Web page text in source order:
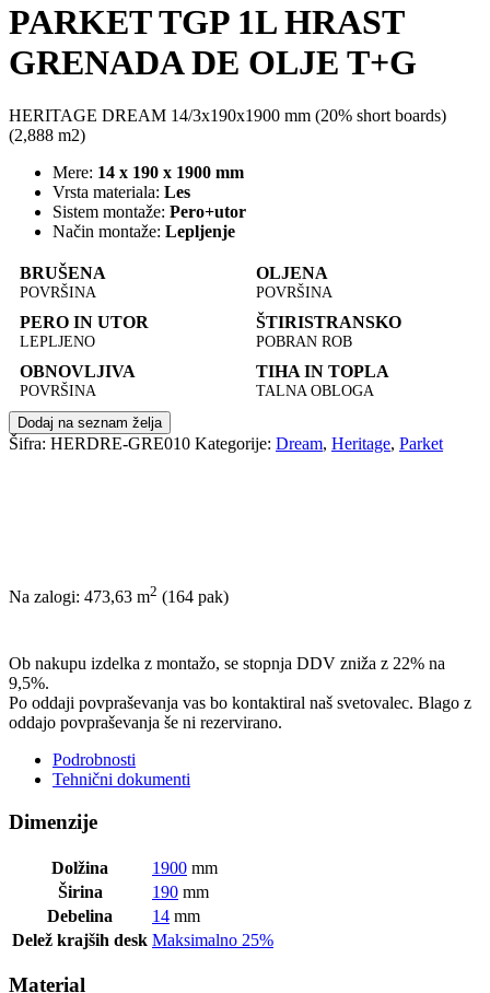
PARKET TGP 1L HRAST
GRENADA DE OLJE T+G
HERITAGE DREAM 14/3x190x1900 mm (20% short boards)
(2,888 m2)
Mere: 14 x 190 x 1900 mm
Vrsta materiala: Les
Sistem montaže: Pero+utor
Način montaže: Lepljenje
BRUŠENA
POVRŠINA
OLJENA
POVRŠINA
PERO IN UTOR
LEPLJENO
ŠTIRISTRANSKO
POBRAN ROB
OBNOVLJIVA
POVRŠINA
TIHA IN TOPLA
TALNA OBLOGA
Dodaj na seznam želja
Šifra: HERDRE-GRE010 Kategorije: Dream, Heritage, Parket
Na zalogi: 473,63 m2 (164 pak)
Ob nakupu izdelka z montažo, se stopnja DDV zniža z 22% na
9,5%.
Po oddaji povpraševanja vas bo kontaktiral naš svetovalec. Blago z
oddajo povpraševanja še ni rezervirano.
Podrobnosti
Tehnični dokumenti
Dimenzije
Dolžina 1900 mm
Širina
190 mm
Debelina
14 mm
Delež krajših desk Maksimalno 25%
Material